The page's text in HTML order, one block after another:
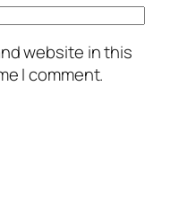
website in this
I comment.